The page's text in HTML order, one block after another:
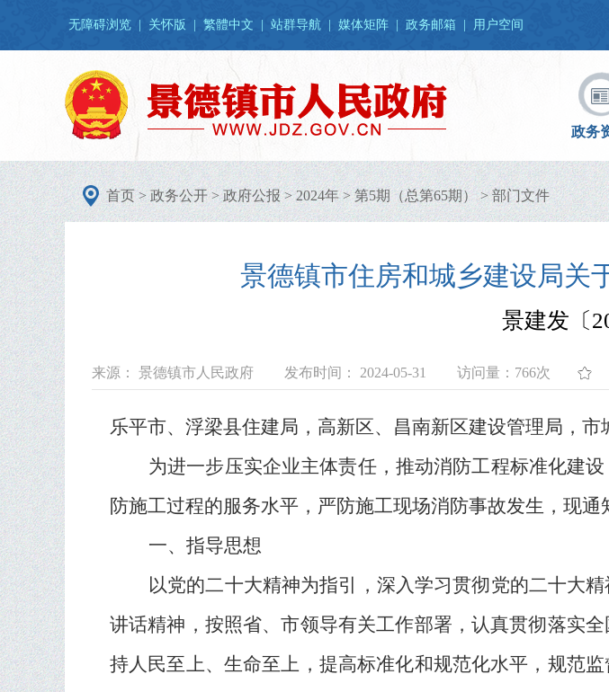
无障碍浏览 关怀版 繁體中文 站群导航 媒体矩阵 政务邮箱 用户空间
政务
首页>政务公开>政府公报>2024年>第5期（总第65期）>部门文件
景德镇市住房和城乡建设局关
景建发〔
来源： 景德镇市人民政府 发布时间： 2024-05-31 访问量： 766次
乐平市、浮梁县住建局，高新区、昌南新区建设管理局，市
为进一步压实企业主体责任，推动消防工程标准化建
防施工过程的服务水平，严防施工现场消防事故发生，现通
一、指导思想
以党的二十大精神为指引，深入学习贯彻党的二十大
讲话精神，按照省、市领导有关工作部署，认真贯彻落实
持人民至上、生命至上，提高标准化和规范化水平，规范